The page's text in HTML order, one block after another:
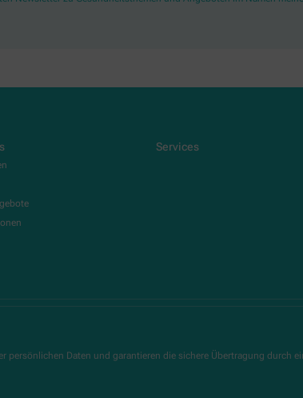
Services
persönlichen Daten und garantieren die sichere Übertragung durch